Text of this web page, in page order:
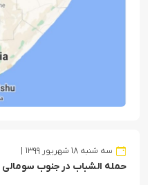
سه شنبه ۱۸ شهریور ۱۳۹۹
حمله الشباب در جنوب سومالی